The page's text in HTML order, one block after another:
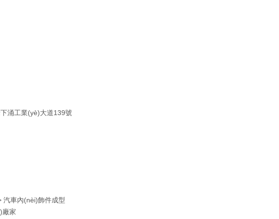
涌工業(yè)大道139號
汽車內(nèi)飾件成型
廠家